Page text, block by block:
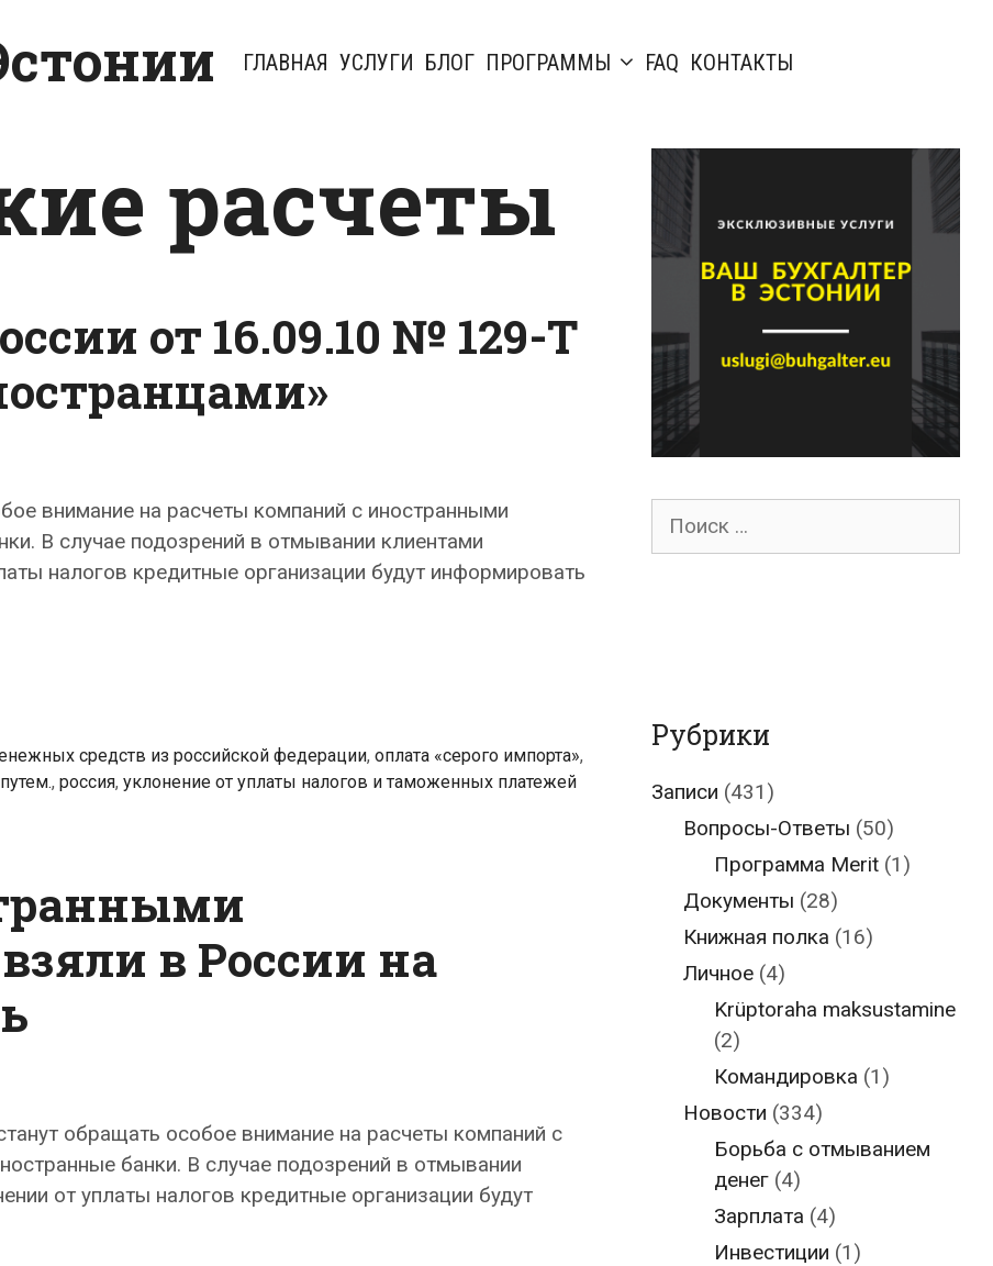
ГЛАВНАЯ УСЛУГИ БЛОГ ПРОГРАММЫ FAQ КОНТАКТЫ
расчеты
от 16.09.10 № 129-Т
внимание на расчеты компаний с иностранными
В случае подозрений в отмывании клиентами
налогов кредитные организации будут информировать
средств из российской федерации, оплата «серого импорта»,
, россия, уклонение от уплаты налогов и таможенных платежей
в России на
обращать особое внимание на расчеты компаний с
банки. В случае подозрений в отмывании
от уплаты налогов кредитные организации будут
Поиск
Рубрики
Записи (431)
Вопросы-Ответы (50)
Программа Merit (1)
Документы (28)
Книжная полка (16)
Личное(4)
Krüptoraha maksustamine
(2)
Командировка (1)
Новости (334)
Борьба с отмыванием
денег (4)
Зарплата (4)
Инвестиции (1)